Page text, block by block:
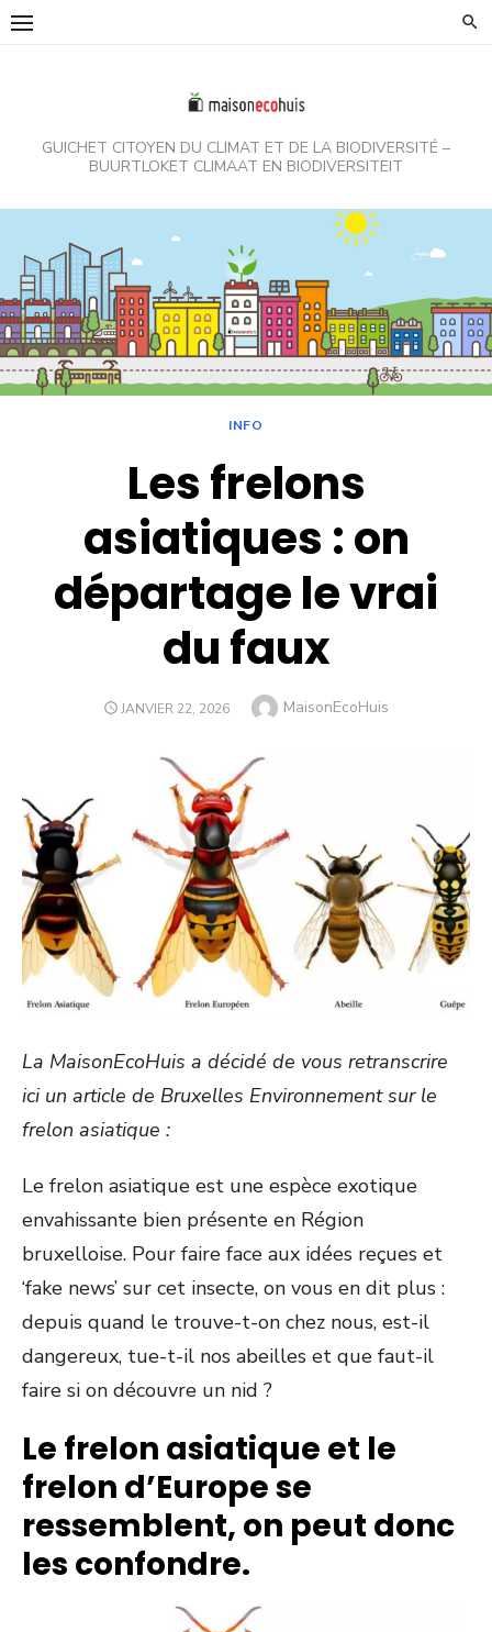
Skip
GUICHET CITOYEN DU CLIMAT ET DE LA BIODIVERSITÉ –
BUURTLOKET CLIMAAT EN BIODIVERSITEIT
INFO
Les frelons
asiatiques : on
départage le vrai
du faux
POSTED
JANVIER 22, 2026 Author
MaisonEcoHuis
La MaisonEcoHuis a décidé de vous retranscrire
ici un article de Bruxelles Environnement sur le
frelon asiatique :
Le frelon asiatique est une espèce exotique
envahissante bien présente en Région
bruxelloise. Pour faire face aux idées reçues et
‘fake news’ sur cet insecte, on vous en dit plus :
depuis quand le trouve-t-on chez nous, est-il
dangereux, tue-t-il nos abeilles et que faut-il
faire si on découvre un nid ?
Le frelon asiatique et le
frelon d’Europe se
ressemblent, on peut donc
les confondre.